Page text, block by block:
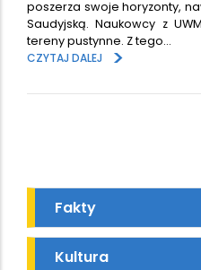
poszerza swoje horyzonty,
Saudyjską. Naukowcy z
tereny pustynne. Z tego…
CZYTAJ DALEJ
>
Fakty
Kultura